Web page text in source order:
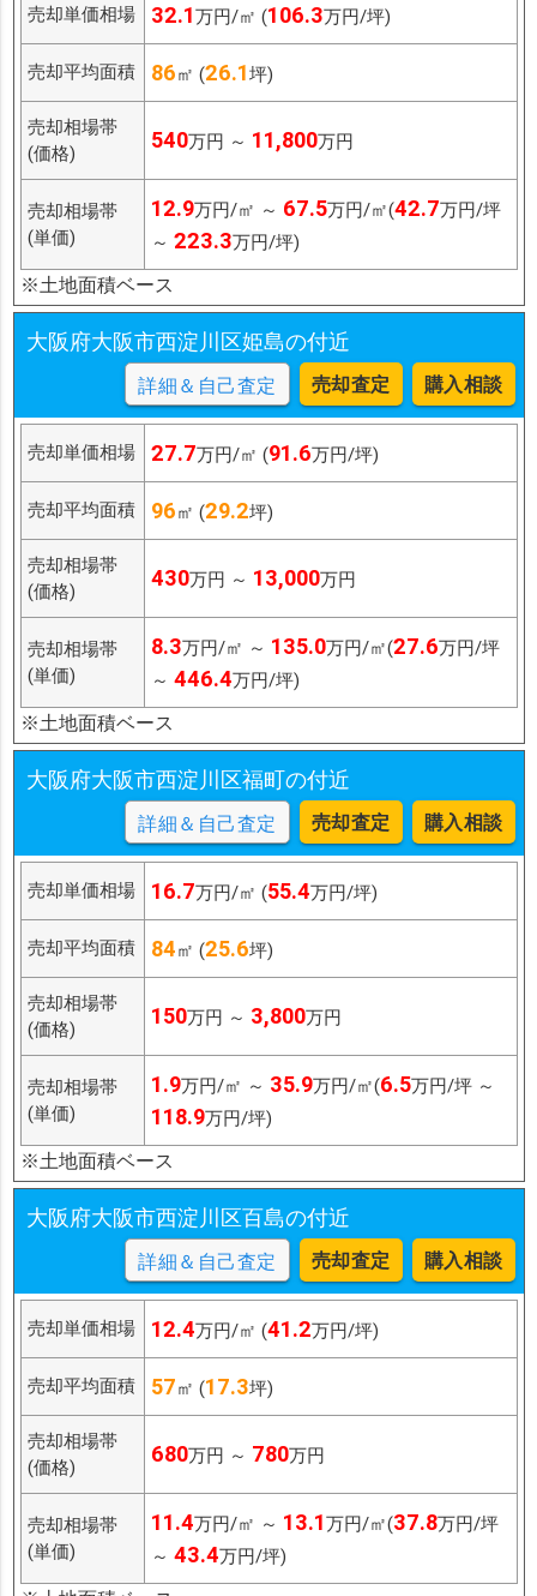
売却単価相場 32.1万円/㎡ (106.3万円/坪)
売却平均面積 86㎡ (26.1坪)
売却相場帯
(価格)
540万円 ～ 11,800万円
売却相場帯
(単価)
12.9万円/㎡ ～ 67.5万円/㎡(42.7万円/坪
～ 223.3万円/坪)
※土地面積ベース
大阪府大阪市西淀川区姫島の付近
詳細＆自己査定 売却査定 購入相談
売却単価相場 27.7万円/㎡ (91.6万円/坪)
売却平均面積 96㎡ (29.2坪)
売却相場帯
(価格)
430万円 ～ 13,000万円
売却相場帯
(単価)
8.3万円/㎡ ～ 135.0万円/㎡(27.6万円/坪
～ 446.4万円/坪)
※土地面積ベース
大阪府大阪市西淀川区福町の付近
詳細＆自己査定 売却査定 購入相談
売却単価相場 16.7万円/㎡ (55.4万円/坪)
売却平均面積 84㎡ (25.6坪)
売却相場帯
(価格)
150万円 ～ 3,800万円
売却相場帯
(単価)
1.9万円/㎡ ～ 35.9万円/㎡(6.5万円/坪 ～
118.9万円/坪)
※土地面積ベース
大阪府大阪市西淀川区百島の付近
詳細＆自己査定 売却査定 購入相談
売却単価相場 12.4万円/㎡ (41.2万円/坪)
売却平均面積 57㎡ (17.3坪)
売却相場帯
(価格)
680万円 ～ 780万円
売却相場帯
(単価)
11.4万円/㎡ ～ 13.1万円/㎡(37.8万円/坪
～ 43.4万円/坪)